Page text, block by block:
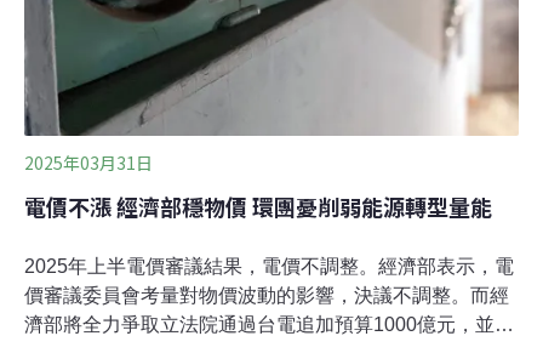
2025年03月31日
電價不漲 經濟部穩物價 環團憂削弱能源轉型量能
2025年上半電價審議結果，電價不調整。經濟部表示，電
價審議委員會考量對物價波動的影響，決議不調整。而經
濟部將全力爭取立法院通過台電追加預算1000億元，並要